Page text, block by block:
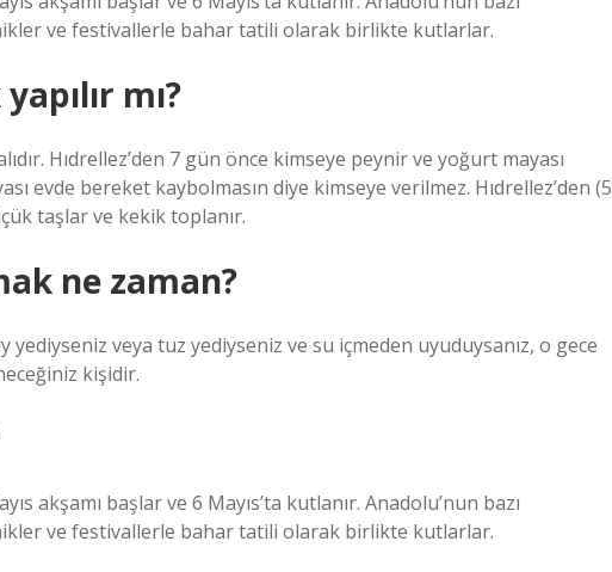
ve festivallerle bahar tatili olarak birlikte kutlarlar.
mı?
Hıdrellez’den 7 gün önce kimseye peynir ve yoğurt mayası
evde bereket kaybolmasın diye kimseye verilmez. Hıdrellez’den (5
taşlar ve kekik toplanır.
ne zaman?
yediyseniz veya tuz yediyseniz ve su içmeden uyuduysanız, o gece
kişidir.
akşamı başlar ve 6 Mayıs’ta kutlanır. Anadolu’nun bazı
ve festivallerle bahar tatili olarak birlikte kutlarlar.